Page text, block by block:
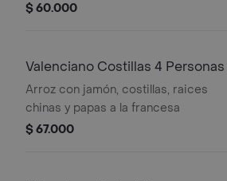
$ 60.000
Valenciano Costillas 4 Personas
Arroz con jamón, costillas, raices
chinas y papas a la francesa
$ 67.000